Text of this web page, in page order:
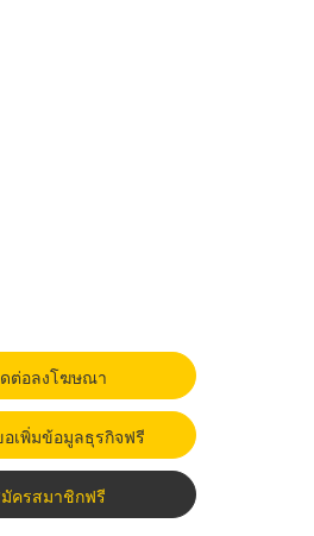
ต่อลงโฆษณา
เพิ่มข้อมูลธุรกิจฟรี
ครสมาชิกฟรี